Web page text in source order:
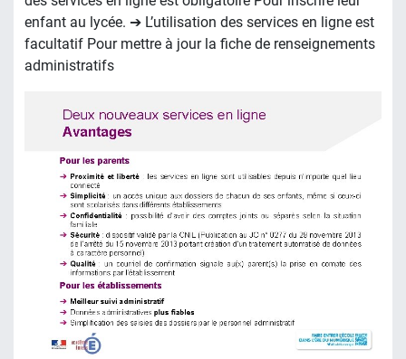
enfant au lycée. ➔ L’utilisation des services en ligne est
facultatif Pour mettre à jour la fiche de renseignements
administratifs